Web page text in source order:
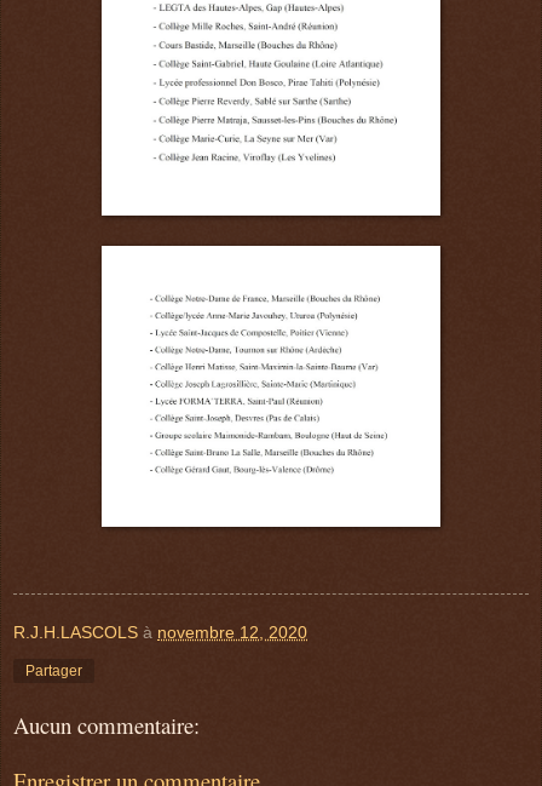
R.J.H.LASCOLS à novembre 12, 2020
Partager
Aucun commentaire: